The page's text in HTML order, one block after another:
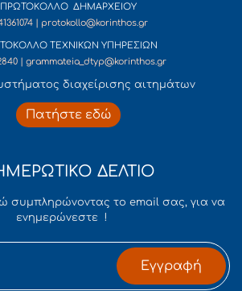
ΠΡΩΤΟΚΟΛΛΟ ΔΗΜΑΡΧΕΙΟΥ
| protokollo@korinthos.gr
ΤΕΧΝΙΚΩΝ ΥΠΗΡΕΣΙΩΝ
| grammateia_dtyp@korinthos.gr
διαχείρισης αιτημάτων
Πατήστε εδώ
ΔΕΛΤΙΟ
συμπληρώνοντας το email σας, για να
ενημερώνεστε !
Εγγραφή